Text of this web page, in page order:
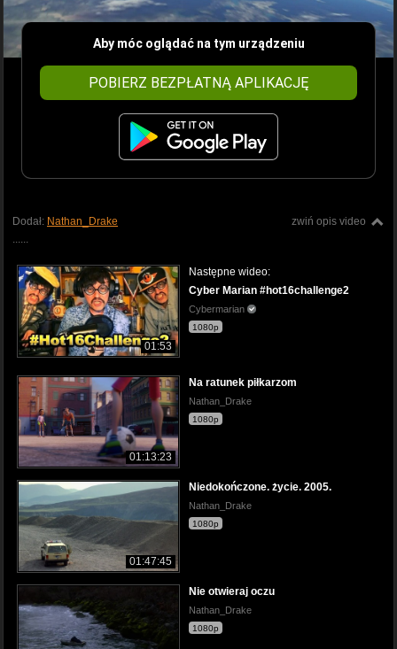
Aby móc oglądać na tym urządzeniu
POBIERZ BEZPŁATNĄ APLIKACJĘ
zwiń opis video
Dodał: Nathan_Drake
01:53
Następne wideo:
Cyber Marian #hot16challenge2
Cybermarian
1080p
01:13:23
Na ratunek piłkarzom
Nathan_Drake
1080p
01:47:45
Niedokończone. życie. 2005.
Nathan_Drake
1080p
Nie otwieraj oczu
Nathan_Drake
1080p